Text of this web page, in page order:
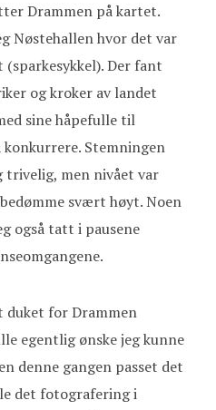
Drammen på kartet.
Nøstehallen hvor det var
Der fant
og kroker av landet
sine håpefulle til
Stemningen
trivelig, men nivået var
svært høyt. Noen
også tatt i pausene
duket for Drammen
egentlig ønske jeg kunne
denne gangen passet det
det fotografering i